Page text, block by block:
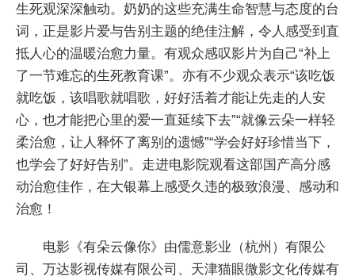
生死观深深触动。奶奶的这些充满生命智慧与态度的台
词，正是影片爱与告别主题的绝佳注解，令人感受到直
抵人心的温暖治愈力量。有观众感叹影片为自己“补上
了一节难忘的生死教育课”。亦有不少观众表示“该吃饭
就吃饭，该唱歌就唱歌，好好活着才能让先走的人安
心，也才能把心里的爱一直延续下去”“就像云朵一样轻
柔治愈，让人释怀了离别的遗憾”“学会好好珍惜当下，
也学会了好好告别”。走进电影院观看这部国产高分感
动治愈佳作，在大银幕上感受久违的极致浪漫、感动和
治愈！
电影《有朵云像你》由儒意影业（杭州）有限公
司、万达影视传媒有限公司、天津猫眼微影文化传媒有